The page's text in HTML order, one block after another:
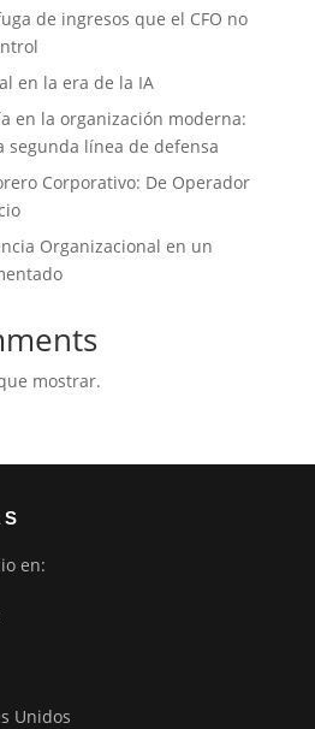
de ingresos que el CFO no
en la era de la IA
en la organización moderna:
segunda línea de defensa
Corporativo: De Operador
Organizacional en un
mostrar.
en:
Unidos